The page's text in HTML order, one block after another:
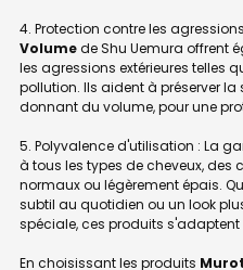
4. Protection contre les
Volumede Shu Uemura offrent
les agressions extérieures telles
pollution. Ils aident à préserver
donnant du volume, pour une
5. Polyvalence d'utilisation : La
à tous les types de cheveux, des
normaux ou légèrement épais.
subtil au quotidien ou un look
spéciale, ces produits s'adaptent
En choisissant les produits